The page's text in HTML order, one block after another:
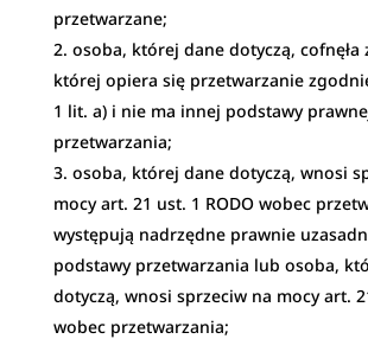
przetwarzane;
osoba, której dane dotyczą, cofnęła
której opiera się przetwarzanie
1 lit. a) i nie ma innej podstawy
przetwarzania;
osoba, której dane dotyczą, wnosi
mocy art. 21 ust. 1 RODO wobec
występują nadrzędne prawnie
podstawy przetwarzania lub osoba,
dotyczą, wnosi sprzeciw na mocy art.
wobec przetwarzania;